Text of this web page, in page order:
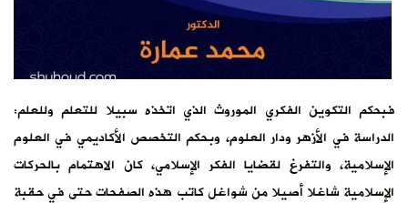
فبحكم التكوين الفكري الموروث الذي اتخذه سبيلا للتعلم وللعلم:
الدراسة في الأزهر ودار العلوم، وبحكم التخصص الأكاديمي في العلوم
الإسلامية، والتفرغ لقضايا الفكر الإسلامي، كان الاهتمام بالحركات
الإسلامية شاغلا أصيلا من شواغل كاتب هذه الصفحات حتى في حقبة